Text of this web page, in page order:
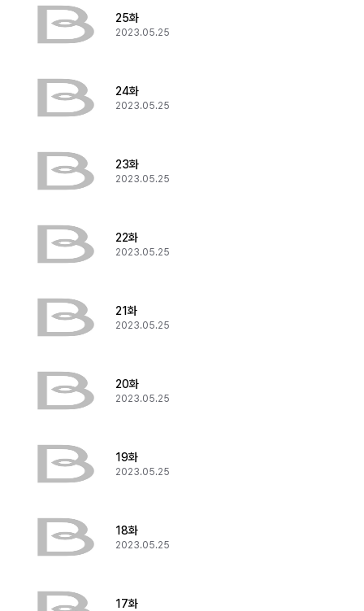
25화
2023.05.25
24화
2023.05.25
23화
2023.05.25
22화
2023.05.25
21화
2023.05.25
20화
2023.05.25
19화
2023.05.25
18화
2023.05.25
17화